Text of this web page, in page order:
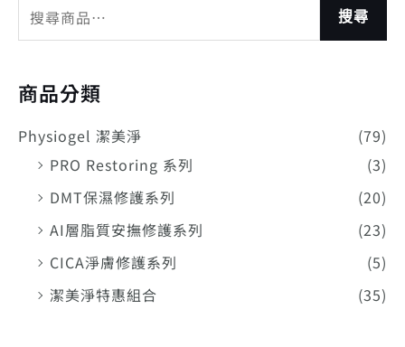
搜尋
商品分類
Physiogel 潔美淨
(79)
PRO Restoring 系列
(3)
DMT保濕修護系列
(20)
AI層脂質安撫修護系列
(23)
CICA淨膚修護系列
(5)
潔美淨特惠組合
(35)